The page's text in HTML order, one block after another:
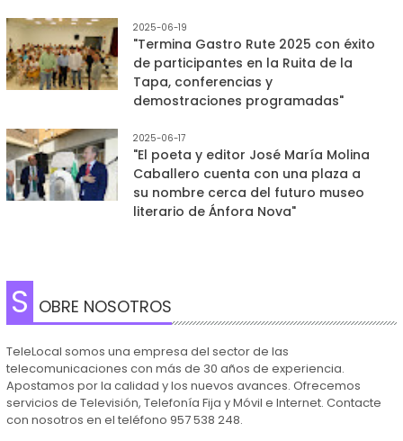
2025-06-19
"Termina Gastro Rute 2025 con éxito
de participantes en la Ruita de la
Tapa, conferencias y
demostraciones programadas"
2025-06-17
"El poeta y editor José María Molina
Caballero cuenta con una plaza a
su nombre cerca del futuro museo
literario de Ánfora Nova"
S OBRE NOSOTROS
TeleLocal somos una empresa del sector de las
telecomunicaciones con más de 30 años de experiencia.
Apostamos por la calidad y los nuevos avances. Ofrecemos
servicios de Televisión, Telefonía Fija y Móvil e Internet. Contacte
con nosotros en el teléfono 957 538 248.